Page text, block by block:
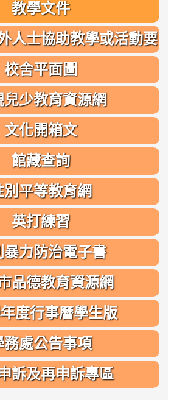
教學文件
人士協助教學或活動要
點
校舍平面圖
兒少教育資源網
文化開箱文
館藏查詢
別平等教育網
英打練習
暴力防治電子書
品德教育資源網
度行事曆學生版
務處公告事項
訴及再申訴專區